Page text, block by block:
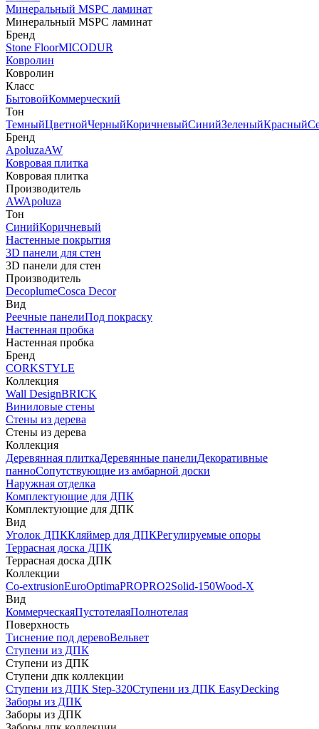
Минеральный MSPC ламинат
Минеральный MSPC ламинат
Бренд
Stone FloorMICODUR
Ковролин
Ковролин
Класс
БытовойКоммерческий
Тон
ТемныйЦветнойЧерныйКоричневыйСинийЗеленыйКрасный
Бренд
ApoluzaAW
Ковровая плитка
Ковровая плитка
Производитель
AWApoluza
Тон
СинийКоричневый
Настенные покрытия
3D панели для стен
3D панели для стен
Производитель
DecoplumeCosca Decor
Вид
Реечные панелиПод покраску
Настенная пробка
Настенная пробка
Бренд
CORKSTYLE
Коллекция
Wall DesignBRICK
Виниловые стены
Стены из дерева
Стены из дерева
Коллекция
Деревянная плиткаДеревянные панелиДекоративные
панноСопутствующие из амбарной доски
Наружная отделка
Комплектующие для ДПК
Комплектующие для ДПК
Вид
Уголок ДПККляймер для ДПКРегулируемые опоры
Террасная доска ДПК
Террасная доска ДПК
Коллекции
Co-extrusionEuroOptimaPROPRO2Solid-150Wood-X
Вид
КоммерческаяПустотелаяПолнотелая
Поверхность
Тиснение под деревоВельвет
Ступени из ДПК
Ступени из ДПК
Ступени дпк коллекции
Ступени из ДПК Step-320Ступени из ДПК EasyDecking
Заборы из ДПК
Заборы из ДПК